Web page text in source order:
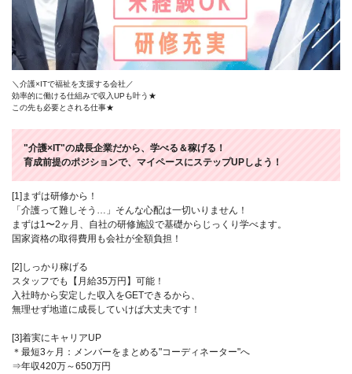
＼介護×ITで福祉を支援する会社／
効率的に働ける仕組みで収入UPも叶う★
この先も必要とされる仕事★
"介護×IT"の成長企業だから、学べる＆稼げる！
育成前提のポジションで、マイペースにステップUPしよう！
[1]まずは研修から！
「介護って難しそう…」そんな心配は一切いりません！
まずは1〜2ヶ月、自社の研修施設で基礎からじっくり学べます。
国家資格の取得費用も会社が全額負担！
[2]しっかり稼げる
スタッフでも【月給35万円】可能！
入社時から安定した収入をGETできるから、
無理せず地道に成長していけば大丈夫です！
[3]着実にキャリアUP
＊最短3ヶ月：メンバーをまとめる"コーディネーター"へ
⇒年収420万～650万円